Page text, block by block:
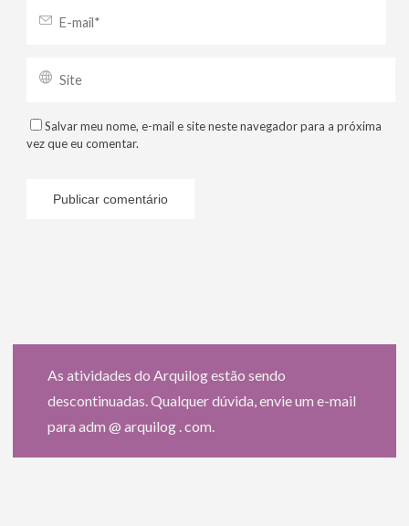
Salvar meu nome, e-mail e site neste navegador para a próxima
vez que eu comentar.
As atividades do Arquilog estão sendo
descontinuadas. Qualquer dúvida, envie um e-mail
para adm @ arquilog . com.